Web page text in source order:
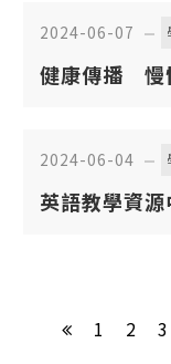
2024-06-07
健康傳播 慢
2024-06-04
英語教學資
1 2 3